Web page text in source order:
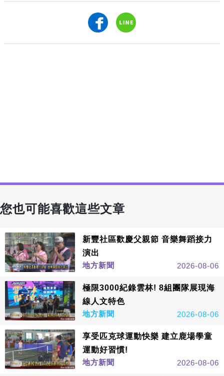
您也可能喜歡這些文章
新豐社區歡慶父親節 音樂舞蹈接力
演出
地方新聞
2026-08-06
極限3000紀錄雲林! 8組團隊展現海
線人文特色
地方新聞
2026-08-06
享受匹克球運動快樂 建立鹿場學童
運動好習慣!
地方新聞
2026-08-06